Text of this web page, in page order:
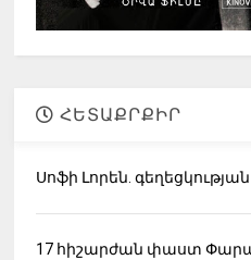
ՀԵՏԱՔՐՔԻՐ
Սոֆի Լորեն.
17 հիշարժան փաստ